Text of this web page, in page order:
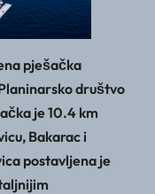
pješačka
društvo
je 10.4 km
Bakarac i
postavljena je